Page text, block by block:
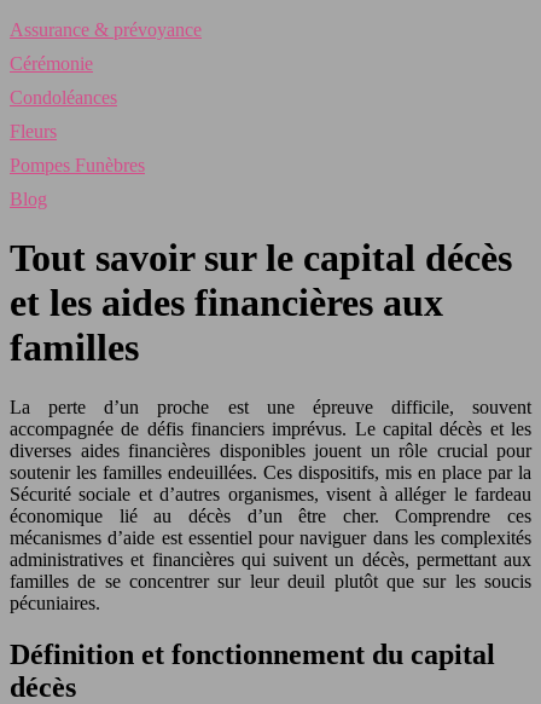
Assurance & prévoyance
Cérémonie
Condoléances
Fleurs
Pompes Funèbres
Blog
Tout savoir sur le capital décès
et les aides financières aux
familles
La perte d’un proche est une épreuve difficile, souvent
accompagnée de défis financiers imprévus. Le capital décès et les
diverses aides financières disponibles jouent un rôle crucial pour
soutenir les familles endeuillées. Ces dispositifs, mis en place par la
Sécurité sociale et d’autres organismes, visent à alléger le fardeau
économique lié au décès d’un être cher. Comprendre ces
mécanismes d’aide est essentiel pour naviguer dans les complexités
administratives et financières qui suivent un décès, permettant aux
familles de se concentrer sur leur deuil plutôt que sur les soucis
pécuniaires.
Définition et fonctionnement du capital
décès